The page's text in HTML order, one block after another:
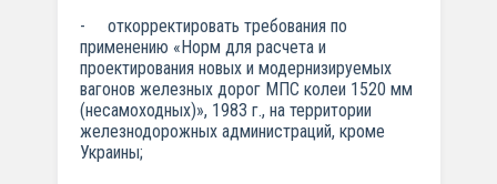
- откорректировать требования по
применению «Норм для расчета и
проектирования новых и модернизируемых
вагонов железных дорог МПС колеи 1520 мм
(несамоходных)», 1983 г., на территории
железнодорожных администраций, кроме
Украины;